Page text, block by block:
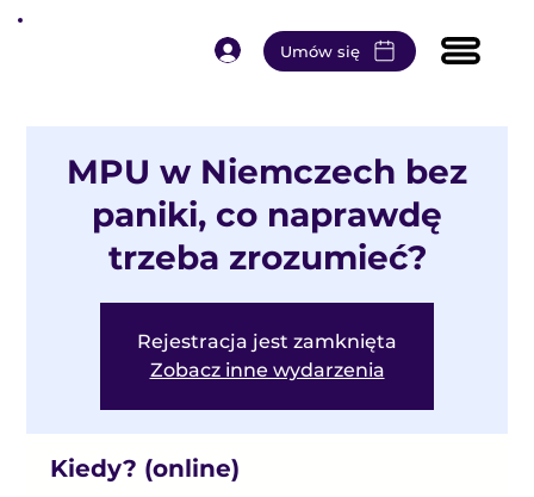
Umów się
MPU w Niemczech bez
paniki, co naprawdę
trzeba zrozumieć?
Rejestracja jest zamknięta
Zobacz inne wydarzenia
Kiedy? (online)